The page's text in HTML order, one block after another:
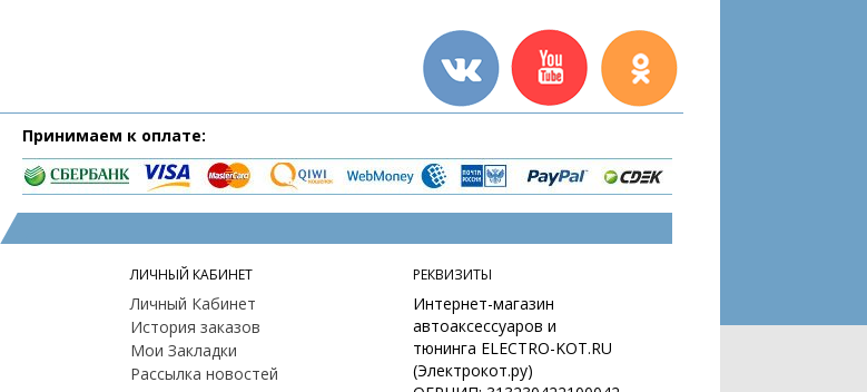
Принимаем к оплате:
ЛИЧНЫЙ КАБИНЕТ
Личный Кабинет
История заказов
Мои Закладки
Рассылка новостей
РЕКВИЗИТЫ
Интернет-магазин
автоаксессуаров и
тюнинга ELECTRO-KOT.RU
(Электрокот.ру)